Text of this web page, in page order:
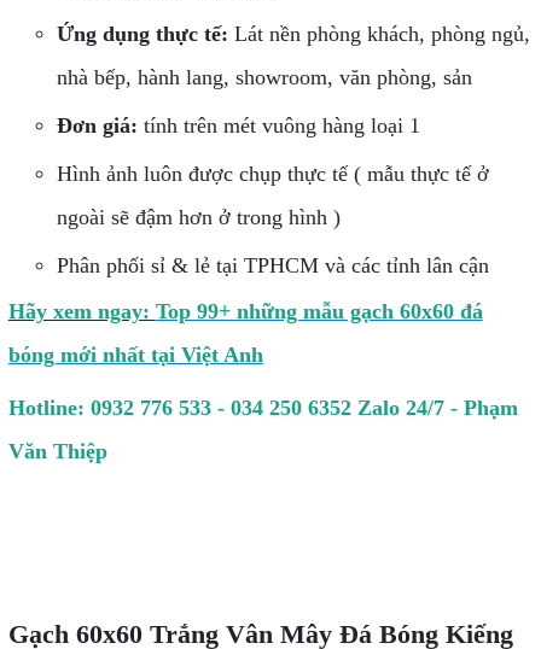
Ứng dụng thực tế: Lát nền phòng khách, phòng ngủ,
nhà bếp, hành lang, showroom, văn phòng, sản
Đơn giá: tính trên mét vuông hàng loại 1
Hình ảnh luôn được chụp thực tế ( mẫu thực tế ở
ngoài sẽ đậm hơn ở trong hình )
Phân phối sỉ & lẻ tại TPHCM và các tỉnh lân cận
Hãy xem ngay: Top 99+ những mẫu gạch 60x60 đá
bóng mới nhất tại Việt Anh
Hotline: 0932 776 533 - 034 250 6352 Zalo 24/7 - Phạm
Văn Thiệp
Gạch 60x60 Trắng Vân Mây Đá Bóng Kiếng